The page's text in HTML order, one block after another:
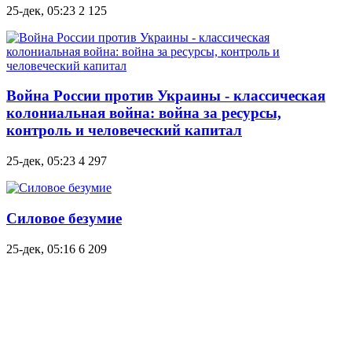
25-дек, 05:23 2 125
Война России против Украины - классическая
колониальная война: война за ресурсы,
контроль и человеческий капитал
25-дек, 05:23 4 297
Силовое безумие
25-дек, 05:16 6 209